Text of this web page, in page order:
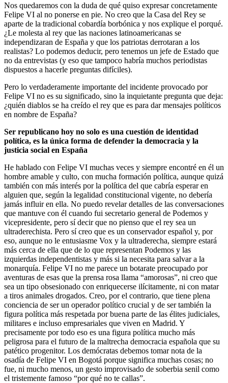
Nos quedaremos con la duda de qué quiso expresar concretamente
Felipe VI al no ponerse en pie. No creo que la Casa del Rey se
aparte de la tradicional cobardía borbónica y nos explique el porqué.
¿Le molesta al rey que las naciones latinoamericanas se
independizaran de España y que los patriotas derrotaran a los
realistas? Lo podemos deducir, pero tenemos un jefe de Estado que
no da entrevistas (y eso que tampoco habría muchos periodistas
dispuestos a hacerle preguntas difíciles).
Pero lo verdaderamente importante del incidente provocado por
Felipe VI no es su significado, sino la inquietante pregunta que deja:
¿quién diablos se ha creído el rey que es para dar mensajes políticos
en nombre de España?
Ser republicano hoy no solo es una cuestión de identidad
política, es la única forma de defender la democracia y la
justicia social en España
He hablado con Felipe VI muchas veces y siempre encontré en él un
hombre amable y culto, con mucha formación política, aunque quizá
también con más interés por la política del que cabría esperar en
alguien que, según la legalidad constitucional vigente, no debería
jamás influir en ella. No puedo revelar detalles de las conversaciones
que mantuve con él cuando fui secretario general de Podemos y
vicepresidente, pero sí decir que no pienso que el rey sea un
ultraderechista. Pero sí creo que es un conservador español y, por
eso, aunque no le entusiasme Vox y la ultraderecha, siempre estará
más cerca de ella que de lo que representan Podemos y las
izquierdas independentistas y más si la necesita para salvar a la
monarquía. Felipe VI no me parece un botarate preocupado por
aventuras de esas que la prensa rosa llama “amorosas”, ni creo que
sea un tipo obsesionado con enriquecerse ilícitamente, ni con matar
a tiros animales drogados. Creo, por el contrario, que tiene plena
conciencia de ser un operador político crucial y de ser también la
figura política más respetada por buena parte de las élites judiciales,
militares e incluso empresariales que viven en Madrid. Y
precisamente por todo eso es una figura política mucho más
peligrosa para el futuro de la maltrecha democracia española que su
patético progenitor. Los demócratas debemos tomar nota de la
osadía de Felipe VI en Bogotá porque significa muchas cosas; no
fue, ni mucho menos, un gesto improvisado de soberbia senil como
el tristemente famoso “por qué no te callas”.